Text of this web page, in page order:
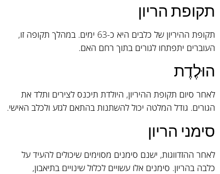
תקופת הריון
תקופת ההיריון של כלבים היא כ-63 ימים. במהלך תקופה זו,
העוברים יתפתחו לגורים בתוך רחם האם.
הוּלֶדֶת
לאחר סיום תקופת ההיריון, היולדת תיכנס לצירים ותלד את
הגורים. גודל המלטה יכול להשתנות בהתאם לגזע ולכלב האישי.
סימני הריון
לאחר ההזדווגות, ישנם סימנים מסוימים שיכולים להעיד על
כלבה בהריון. סימנים אלו עשויים לכלול שינויים בתיאבון,